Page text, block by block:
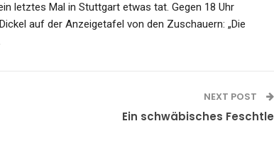
letztes Mal in Stuttgart etwas tat. Gegen 18 Uhr
auf der Anzeigetafel von den Zuschauern: „Die
NEXT POST
Ein schwäbisches Feschtle